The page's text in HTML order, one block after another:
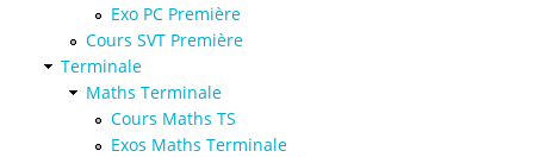
Exo PC Première
Cours SVT Première
Terminale
Maths Terminale
Cours Maths TS
Exos Maths Terminale